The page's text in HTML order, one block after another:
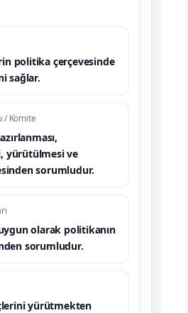
politika çerçevesinde
sağlar.
/ Komite
yürütülmesi ve
sorumludur.
olarak politikanın
sorumludur.
yürütmekten